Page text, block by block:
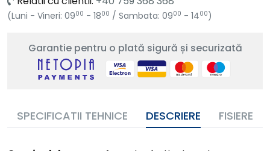
(Luni - Vineri: 0900 - 1800 / Sambata: 0900 - 1400)
Garantie pentru o plată sigură și securizată
SPECIFICATII TEHNICE DESCRIERE FISIERE